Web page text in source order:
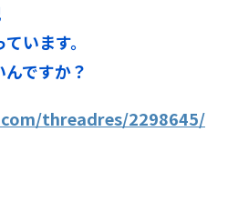
います。
ですか？
threadres/2298645/